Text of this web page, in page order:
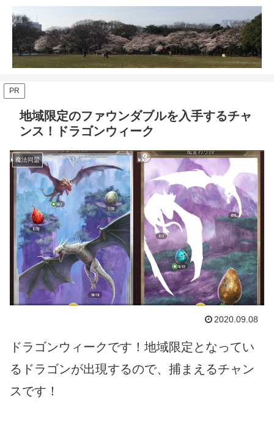
PR
地域限定のファウンダブルを入手するチャ
ンス！ドラゴンウィーク
魔法同盟
2020.09.08
ドラゴンウィークです！地域限定となってい
るドラゴンが出現するので、捕まえるチャン
スです！